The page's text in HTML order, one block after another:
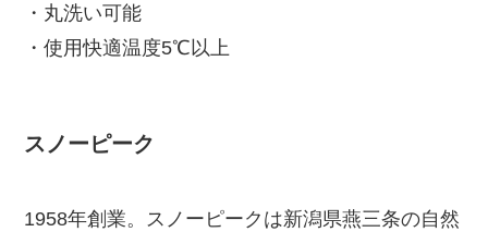
・丸洗い可能
・使用快適温度5℃以上
スノーピーク
1958年創業。スノーピークは新潟県燕三条の自然